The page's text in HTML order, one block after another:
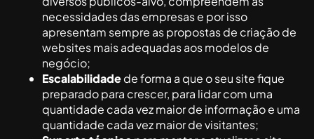
necessidades das empresas e por isso
apresentam sempre as propostas de criação de
websites mais adequadas aos modelos de
negócio;
Escalabilidadede forma a que o seu site fique
preparado para crescer, para lidar com uma
quantidade cada vez maior de informação e uma
quantidade cada vez maior de visitantes;